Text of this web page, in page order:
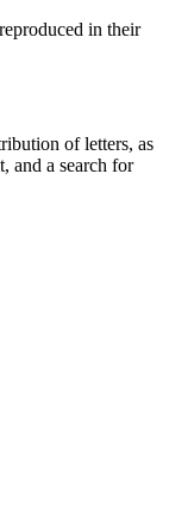
in their
of letters, as
and a search for